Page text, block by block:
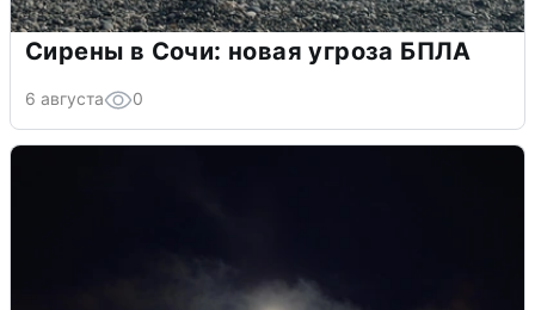
Сирены в Сочи: новая угроза БПЛА
6 августа 0